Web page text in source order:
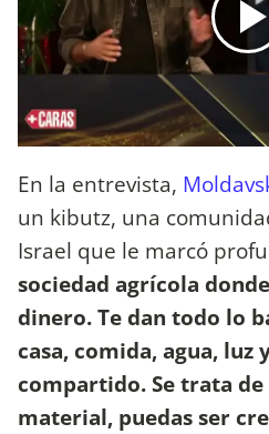
En la entrevista,
un kibutz, una
Israel que le marcó
sociedad agrícola
dinero. Te dan todo lo
casa, comida, agua, luz
compartido. Se trata
material, puedas ser